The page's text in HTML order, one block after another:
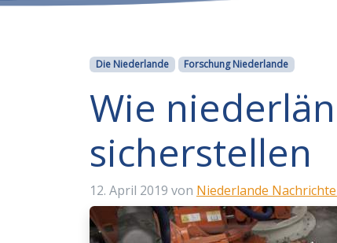
Kategorien
Die Niederlande Forschung Niederlande
Wie
sicherstellen
12. April 2019 von Niederlande